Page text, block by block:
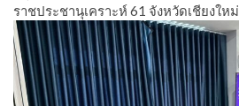
ราชประชานุเคราะห์ 61 จังหวัดเชียงใหม่